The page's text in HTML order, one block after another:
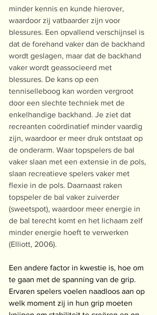
minder kennis en kunde hierover,
waardoor zij vatbaarder zijn voor
blessures. Een opvallend verschijnsel is
dat de forehand vaker dan de backhand
wordt geslagen, maar dat de backhand
vaker wordt geassocieerd met
blessures. De kans op een
tenniselleboog kan worden vergroot
door een slechte techniek met de
enkelhandige backhand. Je ziet dat
recreanten coördinatief minder vaardig
zijn, waardoor er meer druk ontstaat op
de onderarm. Waar topspelers de bal
vaker slaan met een extensie in de pols,
slaan recreatieve spelers vaker met
flexie in de pols. Daarnaast raken
topspeler de bal vaker zuiverder
(sweetspot), waardoor meer energie in
de bal terecht komt en het lichaam zelf
minder energie hoeft te verwerken
(Elliott, 2006).
Een andere factor in kwestie is, hoe om
te gaan met de spanning van de grip.
Ervaren spelers voelen naadloos aan op
welk moment zij in hun grip moeten